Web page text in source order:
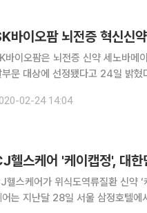
바이오팜은 뇌전증 신약 세노바메
부문 대상에 선정됐다고 24일 밝
전발작소실률’을 기록했으며, 난
02-24 14:04
헬스케어가 위식도역류질환 신약
어는 지난달 28일 서울 삼정호텔에